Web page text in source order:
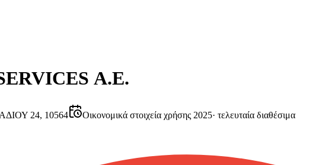
Α.Ε.
24, 10564 Οικονομικά στοιχεία χρήσης 2025· τελευταία διαθέσιμα